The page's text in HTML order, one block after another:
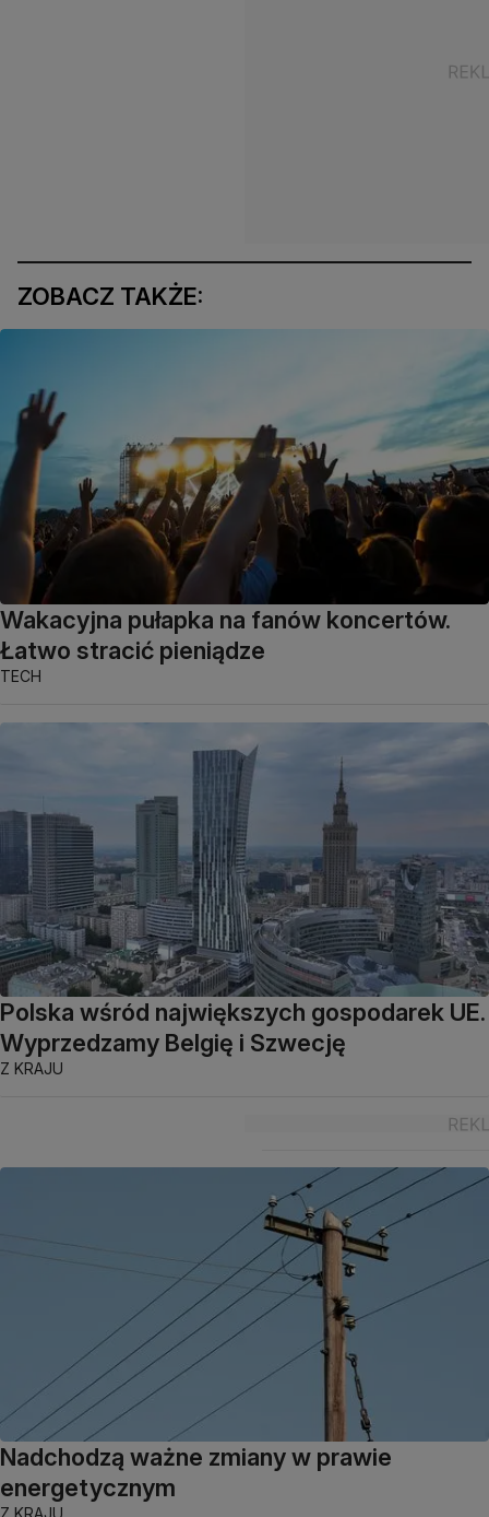
ZOBACZ TAKŻE:
Wakacyjna pułapka na fanów koncertów.
Łatwo stracić pieniądze
TECH
Polska wśród największych gospodarek UE.
Wyprzedzamy Belgię i Szwecję
Z KRAJU
Nadchodzą ważne zmiany w prawie
energetycznym
Z KRAJU